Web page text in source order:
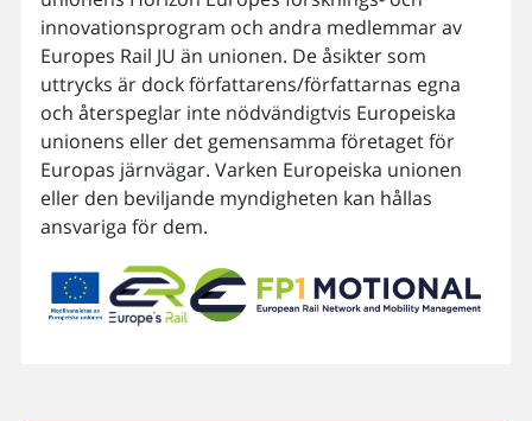
innovationsprogram och andra medlemmar av
Europes Rail JU än unionen. De åsikter som
uttrycks är dock författarens/författarnas egna
och återspeglar inte nödvändigtvis Europeiska
unionens eller det gemensamma företaget för
Europas järnvägar. Varken Europeiska unionen
eller den beviljande myndigheten kan hållas
ansvariga för dem.